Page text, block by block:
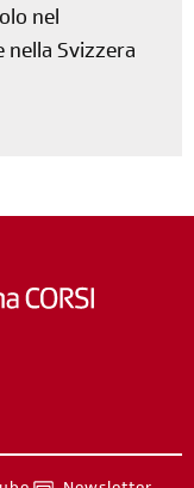
nel
nella Svizzera